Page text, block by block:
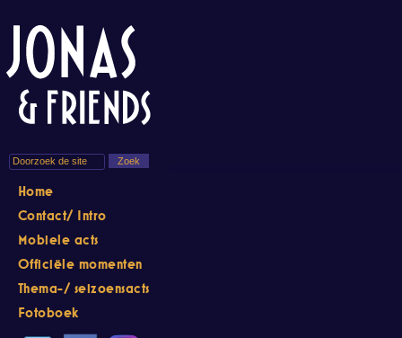
Home
Contact/ Intro
Mobiele acts
Officiële momenten
Thema-/ seizoensacts
Fotoboek